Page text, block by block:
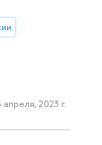
апреля, 2023 г.